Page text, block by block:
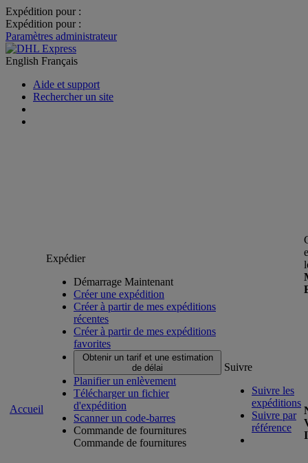
Expédition pour :
Expédition pour :
Paramètres administrateur
English Français
Aide et support
Rechercher un site
Accueil
Expédier
Démarrage Maintenant
Créer une expédition
Créer à partir de mes expéditions
récentes
Créer à partir de mes expéditions
favorites
Obtenir un tarif et une estimation
de délai
Planifier un enlèvement
Télécharger un fichier
d'expédition
Scanner un code-barres
Commande de fournitures
Commande de fournitures
Suivre
Suivre les
expéditions
Suivre par
référence